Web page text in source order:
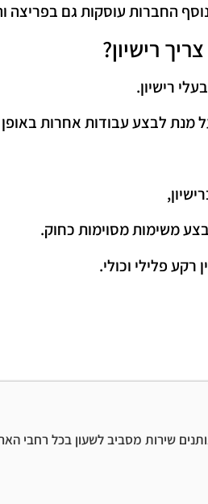
החברות עוסקות גם בפריצה
רישיון?
רישיון.
מנת לבצע עבודות אחרות באופן
משימות מסוימות כחוק.
פלילי וכולי.
נותנים שירות מסביב לשעון בכל רחבי